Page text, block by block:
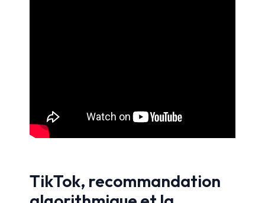
TikTok, recommandation